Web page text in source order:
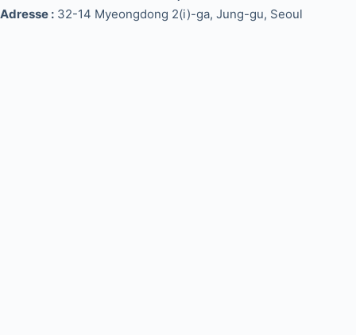
Adresse : 32-14 Myeongdong 2(i)-ga, Jung-gu, Seoul